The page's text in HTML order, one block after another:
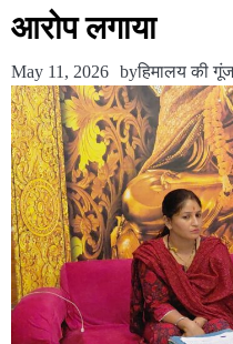
आरोप लगाया
May 11, 2026 byहिमालय की गूंज